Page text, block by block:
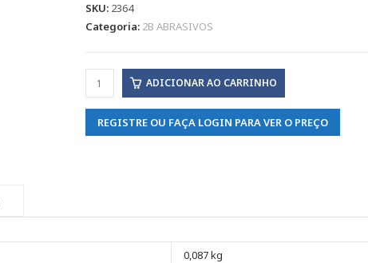
SKU: 2364
Categoria: 2B ABRASIVOS
ADICIONAR AO CARRINHO
REGISTRE OU FAÇA LOGIN PARA VER O PREÇO
0,087 kg